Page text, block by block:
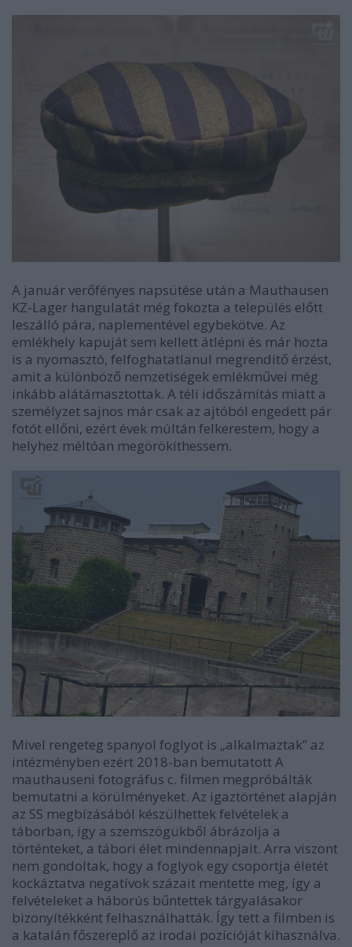
A január verőfényes napsütése után a Mauthausen
KZ-Lager hangulatát még fokozta a település előtt
leszálló pára, naplementével egybekötve. Az
emlékhely kapuját sem kellett átlépni és már hozta
is a nyomasztó, felfoghatatlanul megrendítő érzést,
amit a különböző nemzetiségek emlékművei még
inkább alátámasztottak. A téli időszámítás miatt a
személyzet sajnos már csak az ajtóból engedett pár
fotót ellőni, ezért évek múltán felkerestem, hogy a
helyhez méltóan megörökíthessem.
Mivel rengeteg spanyol foglyot is „alkalmaztak” az
intézményben ezért 2018-ban bemutatott A
mauthauseni fotográfus c. filmen megpróbálták
bemutatni a körülményeket. Az igaztörténet alapján
az SS megbízásából készülhettek felvételek a
táborban, így a szemszögükből ábrázolja a
történteket, a tábori élet mindennapjait. Arra viszont
nem gondoltak, hogy a foglyok egy csoportja életét
kockáztatva negatívok százait mentette meg, így a
felvételeket a háborús bűntettek tárgyalásakor
bizonyítékként felhasználhatták. Így tett a filmben is
a katalán főszereplő az irodai pozícióját kihasználva.